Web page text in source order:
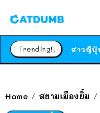
Trending!!
Home / สยามเมืองยิ้ม /